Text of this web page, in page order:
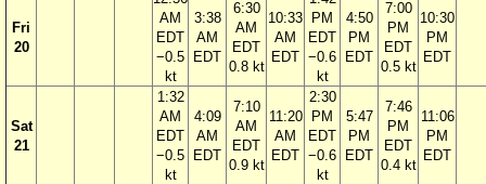
Fri
20
AM
EDT
−0.5
kt
3:38
AM
EDT
6:30
AM
EDT
0.8 kt
10:33
AM
EDT
PM
EDT
−0.6
kt
4:50
PM
EDT
7:00
PM
EDT
0.5 kt
10:30
PM
EDT
Sat
21
1:32
AM
EDT
−0.5
kt
4:09
AM
EDT
7:10
AM
EDT
0.9 kt
11:20
AM
EDT
2:30
PM
EDT
−0.6
kt
5:47
PM
EDT
7:46
PM
EDT
0.4 kt
11:06
PM
EDT